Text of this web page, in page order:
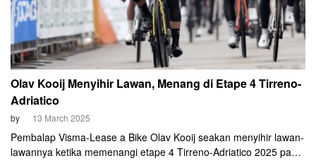
Olav Kooij Menyihir Lawan, Menang di Etape 4 Tirreno-
Adriatico
by 13 March 2025
Pembalap Visma-Lease a Bike Olav Kooij seakan menyihir lawan-
lawannya ketika memenangi etape 4 Tirreno-Adriatico 2025 pada